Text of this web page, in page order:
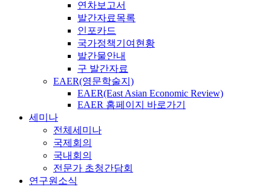
연차보고서
발간자료목록
인포카드
국가정책기여현황
발간물안내
구 발간자료
EAER(영문학술지)
EAER(East Asian Economic Review)
EAER 홈페이지 바로가기
세미나
전체세미나
국제회의
국내회의
전문가 초청간담회
연구원소식